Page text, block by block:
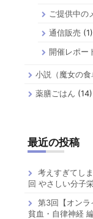
ご提供中の
通信販売 (1)
開催レポー
小説（魔女の食
薬膳ごはん (14)
最近の投稿
考えすぎてし
回 やさしい分子
第3回【オンラ
貧血・自律神経